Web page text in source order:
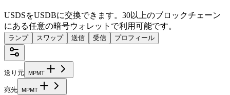
USDSをUSDBに交換できます。30以上のブロックチェーン
にある任意の暗号ウォレットで利用可能です。
ランプ スワップ 送信 受信 プロフィール
送り元 MPMT
宛先 MPMT